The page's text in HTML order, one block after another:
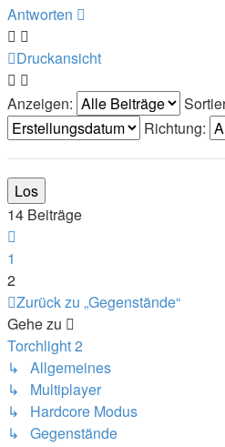
oben
Antworten
Druckansicht
Anzeigen:
Richtung:
14 Beiträge
1
2
Zurück zu „Gegenstände“
Gehe zu
Torchlight 2
↳ Allgemeines
↳ Multiplayer
↳ Hardcore Modus
↳ Gegenstände